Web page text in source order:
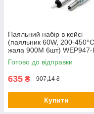
Паяльний набір в кейсі
(паяльник 60W, 200-450°C,
жала 900M 6шт) WEP947-
Набір для паяння /
з регулюванням
Готово до відправки
635 ₴ 907,14 ₴
Купити